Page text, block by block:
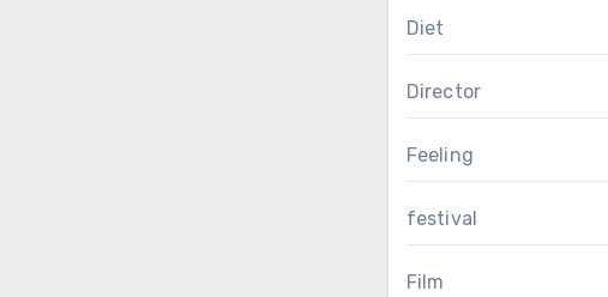
Diet
Director
Feeling
festival
Film